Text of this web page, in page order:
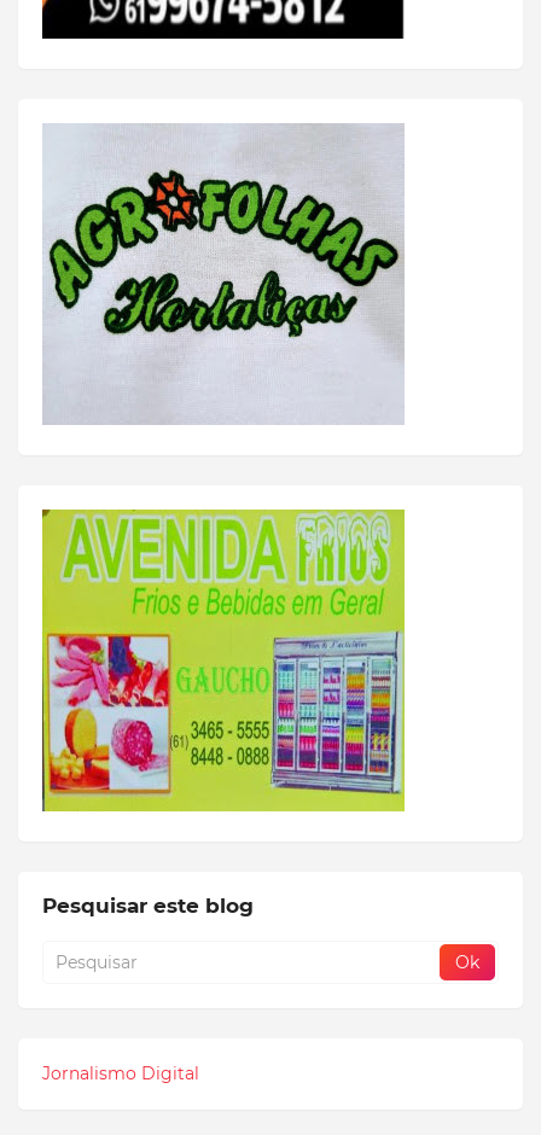
Pesquisar este blog
Jornalismo Digital